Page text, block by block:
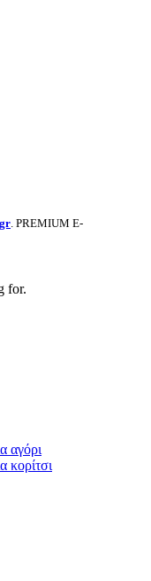
. PREMIUM E-
for.
αγόρι
κορίτσι